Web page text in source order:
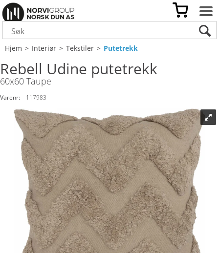
Hjem>Interiør>Tekstiler>Putetrekk
Rebell Udine putetrekk
60x60 Taupe
Varenr: 117983